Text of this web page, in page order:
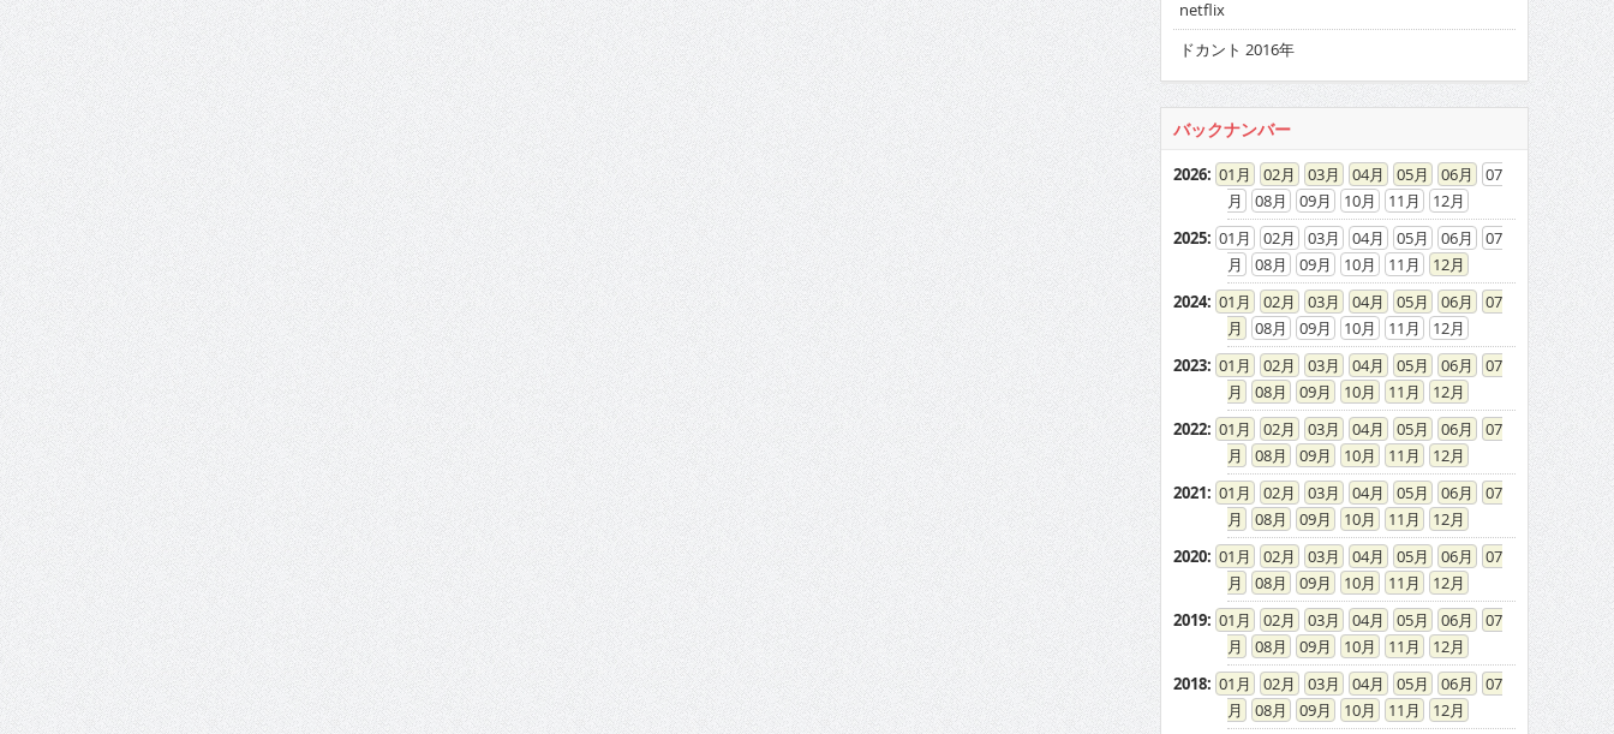
netflix
ドカント 2016年
バックナンバー
2026: 01 02 03 04 05 06
07
08
09 10 11
12
2025: 01 02 03 04 05 06
07
08
09 10 11
12
2024: 01 02 03 04 05 06
07
08
09 10 11
12
2023: 01 02 03 04 05 06
07
08
09 10 11
12
2022: 01 02 03 04 05 06
07
08
09 10 11
12
2021: 01 02 03 04 05 06
07
08
09 10 11
12
2020: 01 02 03 04 05 06
07
08
09 10 11
12
2019: 01 02 03 04 05 06
07
08
09 10 11
12
2018: 01 02 03 04 05 06
07
08
09 10 11
12